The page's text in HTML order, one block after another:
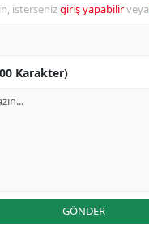
istersenizgiriş yapabilirveya
Karakter)
GÖNDER